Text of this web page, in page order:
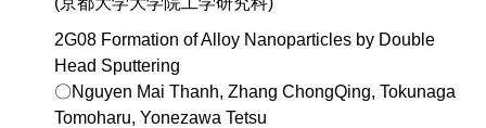
2G08 Formation of Alloy Nanoparticles by Double
Head Sputtering
〇Nguyen Mai Thanh, Zhang ChongQing, Tokunaga
Tomoharu, Yonezawa Tetsu